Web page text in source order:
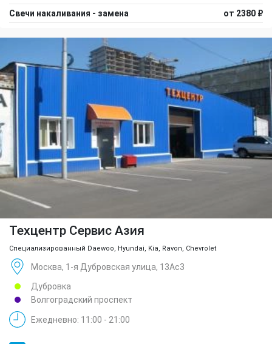
Свечи накаливания - замена от 2380 ₽
Техцентр Сервис Азия
Специализированный Daewoo, Hyundai, Kia, Ravon, Chevrolet
Москва, 1-я Дубровская улица, 13Ас3
Дубровка
Волгоградский проспект
Ежедневно: 11:00 - 21:00